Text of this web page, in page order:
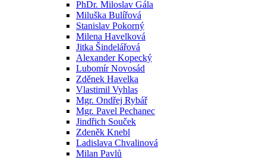
PhDr. Miloslav Gála
Miluška Bulířová
Stanislav Pokorný
Milena Havelková
Jitka Šindelářová
Alexander Kopecký
Lubomír Novosád
Zděnek Havelka
Vlastimil Vyhlas
Mgr. Ondřej Rybář
Mgr. Pavel Pechanec
Jindřich Souček
Zdeněk Knebl
Ladislava Chvalinová
Milan Pavlů